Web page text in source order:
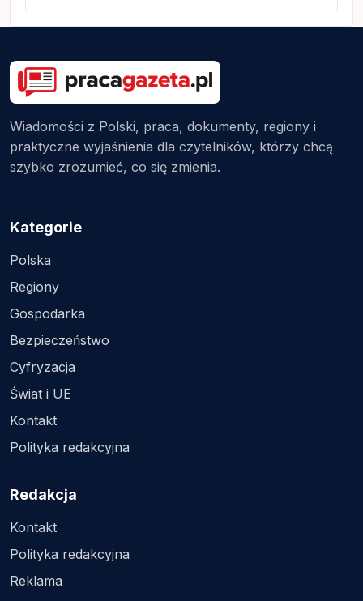
Wiadomości z Polski, praca, dokumenty, regiony i
praktyczne wyjaśnienia dla czytelników, którzy chcą
szybko zrozumieć, co się zmienia.
Kategorie
Polska
Regiony
Gospodarka
Bezpieczeństwo
Cyfryzacja
Świat i UE
Kontakt
Polityka redakcyjna
Redakcja
Kontakt
Polityka redakcyjna
Reklama